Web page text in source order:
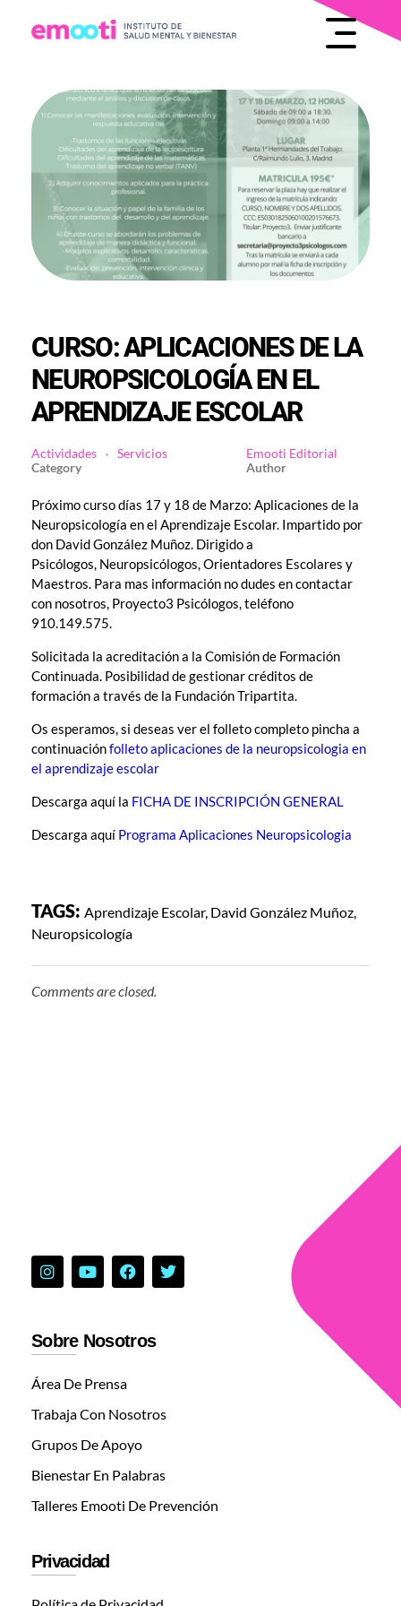
CURSO: APLICACIONES DE LA
NEUROPSICOLOGÍA EN EL
APRENDIZAJE ESCOLAR
Emooti Editorial
Actividades Servicios
Próximo curso días 17 y 18 de Marzo: Aplicaciones de la
Neuropsicología en el Aprendizaje Escolar. Impartido por
don David González Muñoz. Dirigido a
Psicólogos, Neuropsicólogos, Orientadores Escolares y
Maestros. Para mas información no dudes en contactar
con nosotros, Proyecto3 Psicólogos, teléfono
910.149.575.
Solicitada la acreditación a la Comisión de Formación
Continuada. Posibilidad de gestionar créditos de
formación a través de la Fundación Tripartita.
Os esperamos, si deseas ver el folleto completo pincha a
continuaciónfolleto aplicaciones de la neuropsicologia en
el aprendizaje escolar
Descarga aquí la FICHA DE INSCRIPCIÓN GENERAL
Descarga aquí Programa Aplicaciones Neuropsicologia
TAGS: Aprendizaje Escolar, David González Muñoz,
Neuropsicología
Comments are closed.
Sobre Nosotros
Área De Prensa
Trabaja Con Nosotros
Grupos De Apoyo
Bienestar En Palabras
Talleres Emooti De Prevención
Privacidad